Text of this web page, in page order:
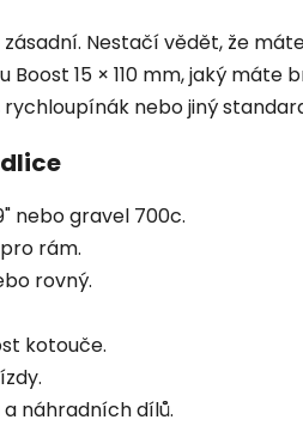
Nestačí vědět, že
15 × 110 mm, jaký
nebo jiný
nebo gravel 700c.
rám.
rovný.
kotouče.
náhradních dílů.